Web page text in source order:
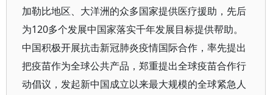
加勒比地区、大洋洲的众多国家提供医疗援助，先后
为120多个发展中国家落实千年发展目标提供帮助。
中国积极开展抗击新冠肺炎疫情国际合作，率先提出
把疫苗作为全球公共产品，郑重提出全球疫苗合作行
动倡议，发起新中国成立以来最大规模的全球紧急人